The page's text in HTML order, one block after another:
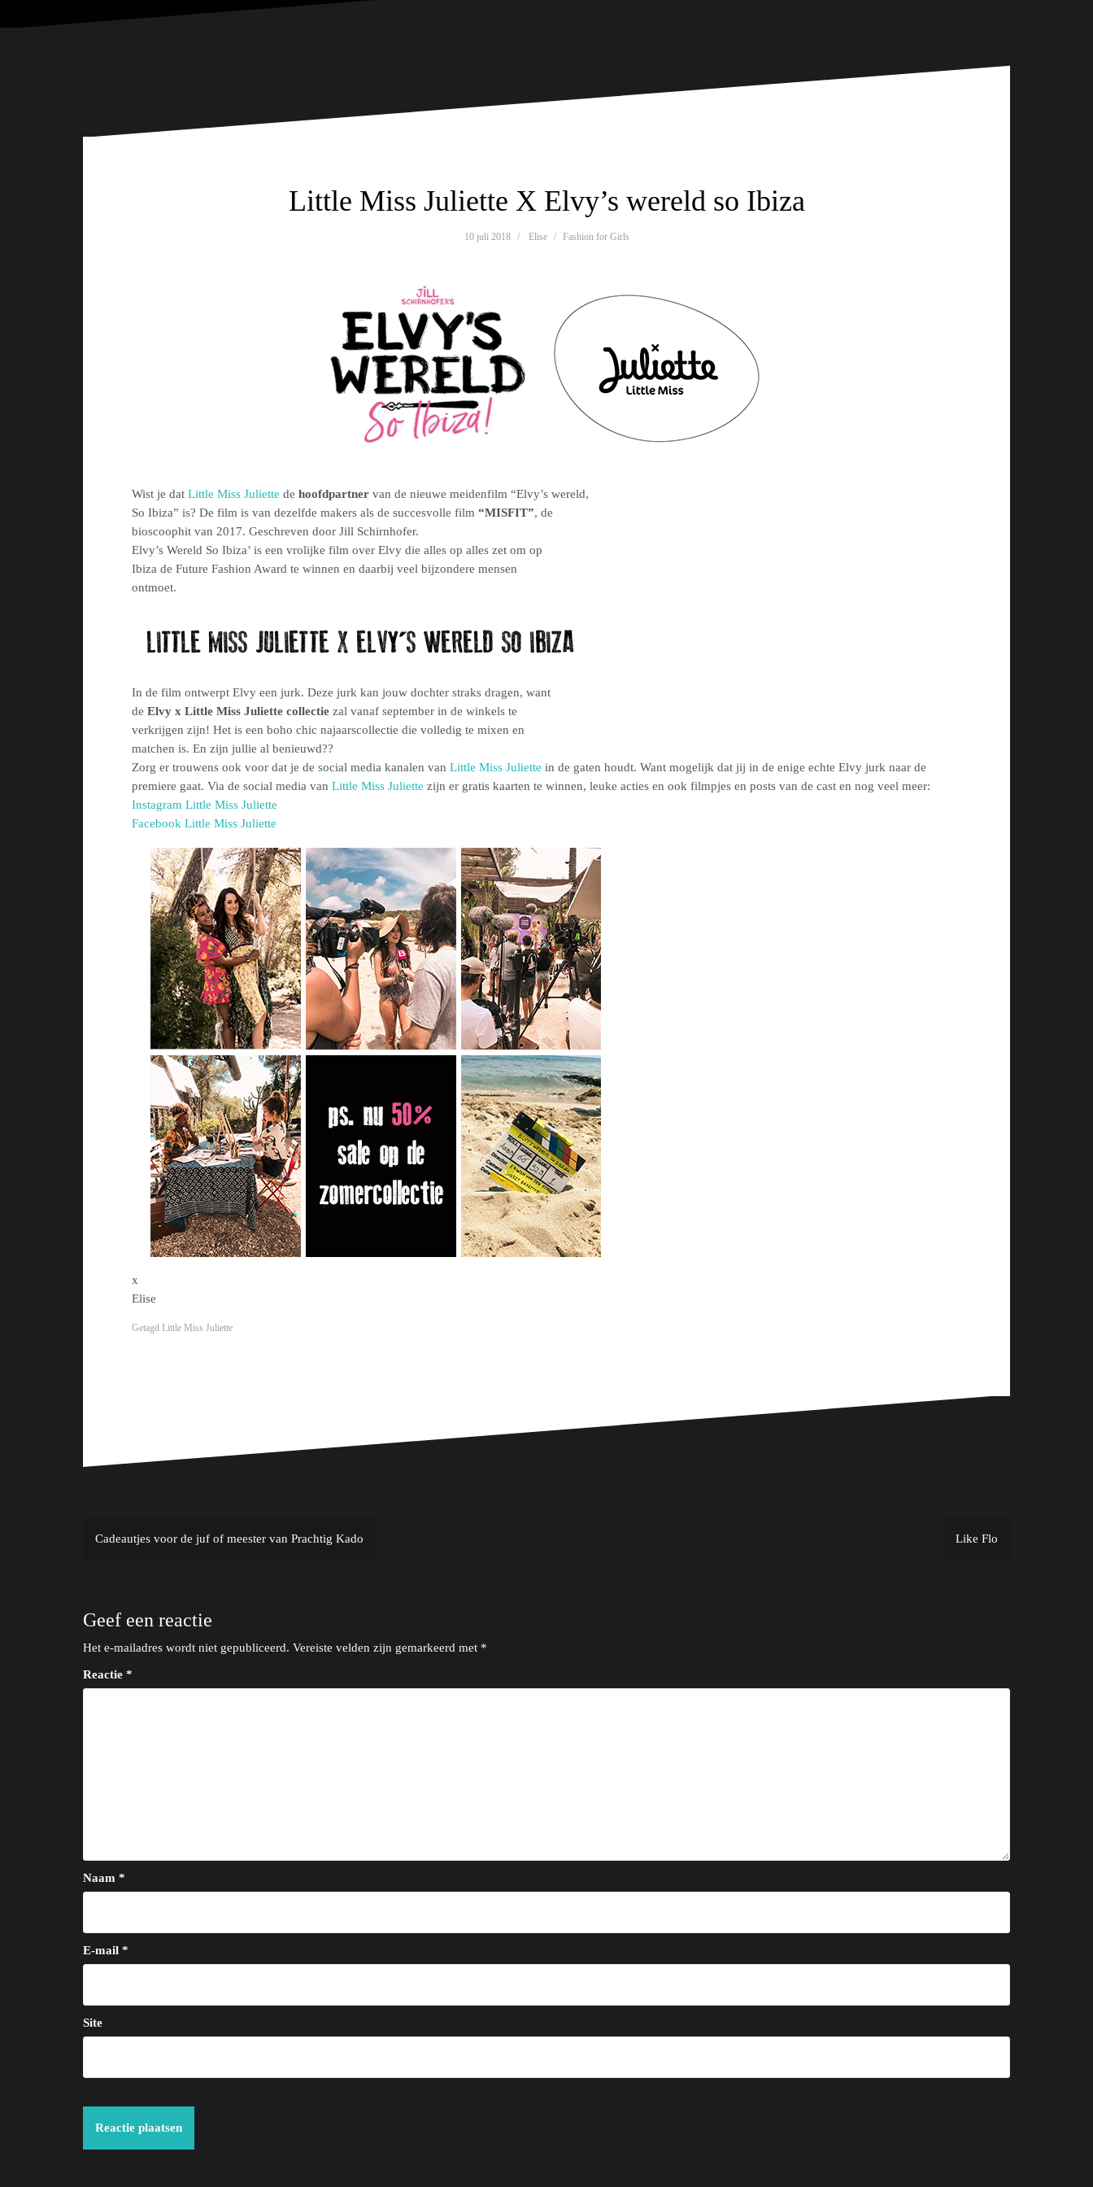
Little Miss Juliette X Elvy’s wereld so Ibiza
10 juli 2018 Elise Fashion for Girls
Wist je dat Little Miss Juliette de hoofdpartner van de nieuwe meidenfilm “Elvy’s wereld,
So Ibiza” is? De film is van dezelfde makers als de succesvolle film “MISFIT”, de
bioscoophit van 2017. Geschreven door Jill Schirnhofer.
Elvy’s Wereld So Ibiza’ is een vrolijke film over Elvy die alles op alles zet om op
Ibiza de Future Fashion Award te winnen en daarbij veel bijzondere mensen
ontmoet.
In de film ontwerpt Elvy een jurk. Deze jurk kan jouw dochter straks dragen, want
de Elvy x Little Miss Juliette collectie zal vanaf september in de winkels te
verkrijgen zijn! Het is een boho chic najaarscollectie die volledig te mixen en
matchen is. En zijn jullie al benieuwd??
Zorg er trouwens ook voor dat je de social media kanalen van Little Miss Juliette in de gaten houdt. Want mogelijk dat jij in de enige echte Elvy jurk naar de
premiere gaat. Via de social media van Little Miss Juliette zijn er gratis kaarten te winnen, leuke acties en ook filmpjes en posts van de cast en nog veel meer:
Instagram Little Miss Juliette
Facebook Little Miss Juliette
x
Elise
Getagd Little Miss Juliette
Bericht
Cadeautjes voor de juf of meester van Prachtig Kado Like Flo
Geef een reactie
Het e-mailadres wordt niet gepubliceerd. Vereiste velden zijn gemarkeerd met *
Reactie *
Naam *
E-mail *
Site